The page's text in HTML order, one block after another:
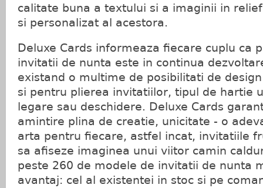
calitate buna a textului si a imaginii in
si personalizat al acestora.
Deluxe Cards informeaza fiecare cuplu ca
invitatii de nunta este in continua
existand o multime de posibilitati de
si pentru plierea invitatiilor, tipul de hartie
legare sau deschidere. Deluxe Cards
amintire plina de creatie, unicitate - o
arta pentru fiecare, astfel incat, invitatiile
sa afiseze imaginea unui viitor camin
peste 260 de modele de invitatii de nunta
avantaj: cel al existentei in stoc si pe